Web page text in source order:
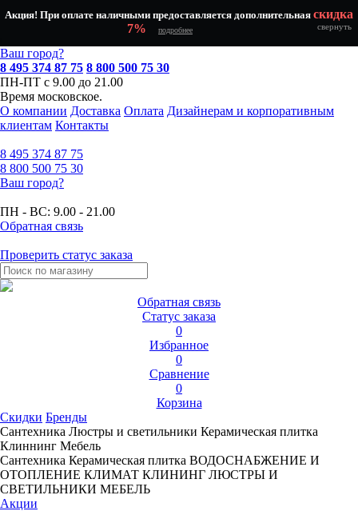
Акция! При оплате наличными предоставляется дополнительная скидка
7%
подробнее свернуть
Ваш город?
8 495 374 87 75 8 800 500 75 30
ПН-ПТ с 9.00 до 21.00
Время московское.
О компании Доставка Оплата Дизайнерам и корпоративным
клиентам Контакты
8 495 374 87 75
8 800 500 75 30
Ваш город?
ПН - ВС: 9.00 - 21.00
Обратная связь
Проверить статус заказа
Обратная связь
Статус заказа
0
Избранное
0
Сравнение
0
Корзина
Скидки Бренды
Сантехника Люстры и светильники Керамическая плитка
Клиннинг Мебель
Сантехника Керамическая плитка ВОДОСНАБЖЕНИЕ И
ОТОПЛЕНИЕ КЛИМАТ КЛИНИНГ ЛЮСТРЫ И
СВЕТИЛЬНИКИ МЕБЕЛЬ
Акции